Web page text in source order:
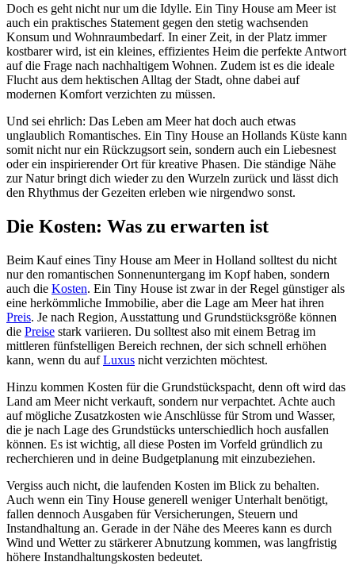
Doch es geht nicht nur um die Idylle. Ein Tiny House am Meer ist
auch ein praktisches Statement gegen den stetig wachsenden
Konsum und Wohnraumbedarf. In einer Zeit, in der Platz immer
kostbarer wird, ist ein kleines, effizientes Heim die perfekte Antwort
auf die Frage nach nachhaltigem Wohnen. Zudem ist es die ideale
Flucht aus dem hektischen Alltag der Stadt, ohne dabei auf
modernen Komfort verzichten zu müssen.
Und sei ehrlich: Das Leben am Meer hat doch auch etwas
unglaublich Romantisches. Ein Tiny House an Hollands Küste kann
somit nicht nur ein Rückzugsort sein, sondern auch ein Liebesnest
oder ein inspirierender Ort für kreative Phasen. Die ständige Nähe
zur Natur bringt dich wieder zu den Wurzeln zurück und lässt dich
den Rhythmus der Gezeiten erleben wie nirgendwo sonst.
Die Kosten: Was zu erwarten ist
Beim Kauf eines Tiny House am Meer in Holland solltest du nicht
nur den romantischen Sonnenuntergang im Kopf haben, sondern
auch die Kosten. Ein Tiny House ist zwar in der Regel günstiger als
eine herkömmliche Immobilie, aber die Lage am Meer hat ihren
Preis. Je nach Region, Ausstattung und Grundstücksgröße können
die Preise stark variieren. Du solltest also mit einem Betrag im
mittleren fünfstelligen Bereich rechnen, der sich schnell erhöhen
kann, wenn du aufLuxus nicht verzichten möchtest.
Hinzu kommen Kosten für die Grundstückspacht, denn oft wird das
Land am Meer nicht verkauft, sondern nur verpachtet. Achte auch
auf mögliche Zusatzkosten wie Anschlüsse für Strom und Wasser,
die je nach Lage des Grundstücks unterschiedlich hoch ausfallen
können. Es ist wichtig, all diese Posten im Vorfeld gründlich zu
recherchieren und in deine Budgetplanung mit einzubeziehen.
Vergiss auch nicht, die laufenden Kosten im Blick zu behalten.
Auch wenn ein Tiny House generell weniger Unterhalt benötigt,
fallen dennoch Ausgaben für Versicherungen, Steuern und
Instandhaltung an. Gerade in der Nähe des Meeres kann es durch
Wind und Wetter zu stärkerer Abnutzung kommen, was langfristig
höhere Instandhaltungskosten bedeutet.